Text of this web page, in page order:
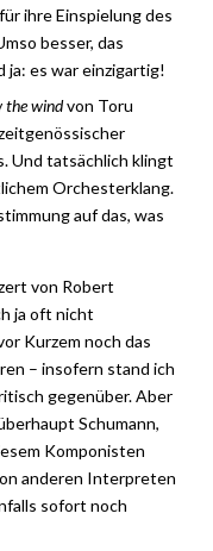
ihre Einspielung des
besser, das
ja: es war einzigartig!
the windvon Toru
Und tatsächlich klingt
Orchesterklang.
auf das, was
von Robert
ja oft nicht
Kurzem noch das
– insofern stand ich
gegenüber. Aber
Schumann,
Komponisten
anderen Interpreten
sofort noch